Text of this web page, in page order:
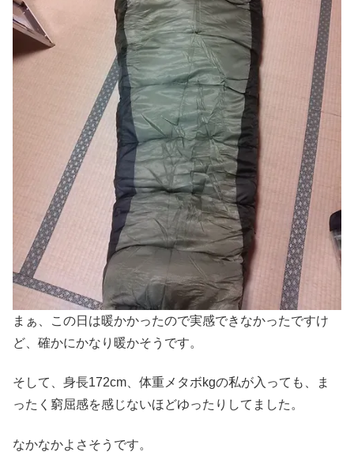
まぁ、この日は暖かかったので実感できなかったですけ
ど、確かにかなり暖かそうです。
そして、身長172cm、体重メタボkgの私が入っても、ま
ったく窮屈感を感じないほどゆったりしてました。
なかなかよさそうです。